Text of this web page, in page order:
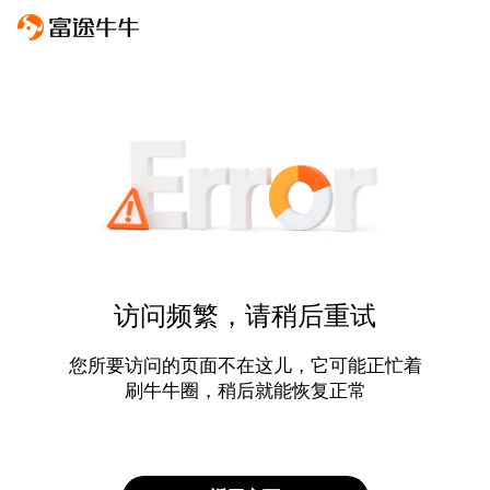
访问频繁，请稍后重试
您所要访问的页面不在这儿，它可能正忙着
刷牛牛圈，稍后就能恢复正常